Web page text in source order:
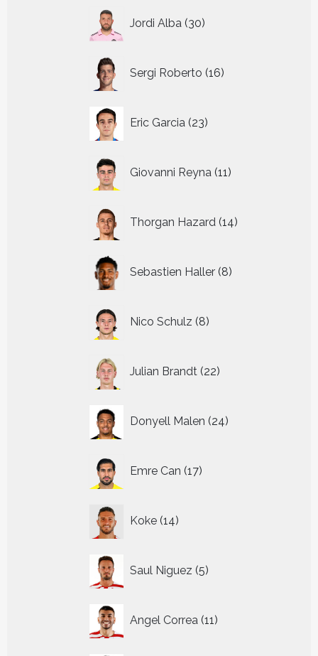
Jordi Alba 30
producten
Sergi Roberto 16
producten
Eric Garcia 23
producten
Giovanni Reyna 11
producten
Thorgan Hazard 14
producten
Sebastien Haller 8
producten
Nico Schulz 8
producten
Julian Brandt 22
producten
Donyell Malen 24
producten
Emre Can 17
producten
Koke 14
producten
Saul Niguez 5
producten
Angel Correa 11
producten